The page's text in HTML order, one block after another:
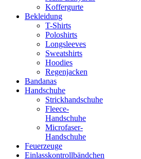
Koffergurte
Bekleidung
T-Shirts
Poloshirts
Longsleeves
Sweatshirts
Hoodies
Regenjacken
Bandanas
Handschuhe
Strickhandschuhe
Fleece-
Handschuhe
Microfaser-
Handschuhe
Feuerzeuge
Einlasskontrollbändchen